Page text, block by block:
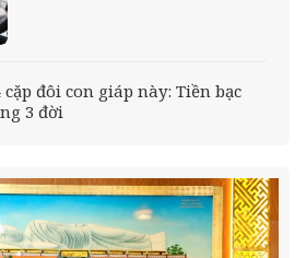
đôi con giáp này: Tiền bạc
3 đời